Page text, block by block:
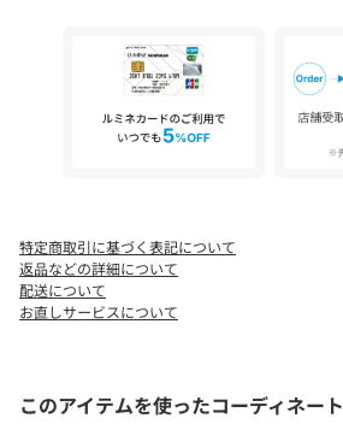
特定商取引に基づく表記について
返品などの詳細について
配送について
お直しサービスについて
このアイテムを使ったコーディネート